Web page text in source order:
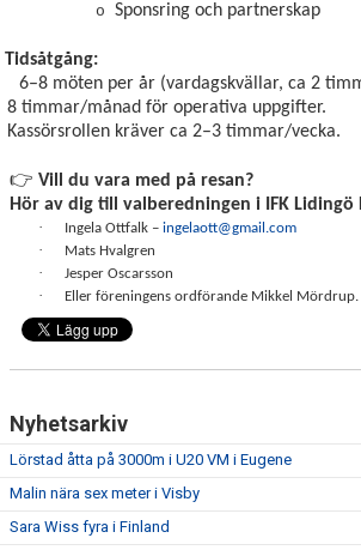
o Sponsring och partnerskap
Tidsåtgång:
möten per år (vardagskvällar, ca 2
8 timmar/månad för operativa uppgifter.
Kassörsrollen kräver ca 2–3 timmar/vecka.
👉 Vill du vara med på resan?
Hör av dig till valberedningen i IFK
· Ingela Ottfalk – ingelaott@gmail.com
· Mats Hvalgren
· Jesper Oscarsson
· Eller föreningens ordförande Mikkel Mördrup.
Nyhetsarkiv
Lörstad åtta på 3000m i U20 VM i Eugene
Malin nära sex meter i Visby
Sara Wiss fyra i Finland